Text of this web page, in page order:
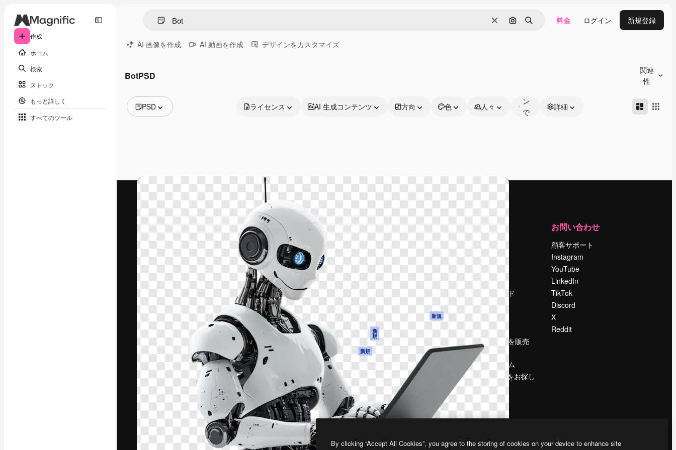
作成
ホーム
検索
ストック
もっと詳しく
すべてのツール
消去 画像で検索
検索 料金 ログイン 新規登録
AI 画像を作成 AI 動画を作成 デザインをカスタマイズ
BotPSD
関連
性
PSD
動画
アイコン
3D モデル
フォント
ライセンス AI 生成コンテンツ 方向 色 人々
ン
で
詳細
最高のクリエイティブ制作を導くためのプラ
ットフォーム。クリエイター、企業、代理
店、スタジオを含む100万人以上が利用して
います。
日本語
製品
AI アシスタント
AI 画像生成ツール
AI 動画生成ツール
ストックコンテン
ツ
Claude/ChatGPT
向けMCP
新
規
エージェント 新規
API
モバイルアプリ
すべてのMagnificツ
ール
はじめに
ドキュメント
利用規約
シー
オリジナル 新規
クッキーポリシー
トラストセンター
アフィリエイト
法人向け
運営
会社概要
採用情報
検索トレンド
ブログ
Slidesgo
コンテンツを販売
する
プレスルーム
magnific.aiをお探し
ですか？
お問い合わせ
顧客サポート
Instagram
YouTube
LinkedIn
TikTok
Discord
X
Reddit
Copyright © 2010-2026 Freepik Company S.L.U.無断複写・転載を禁じます
By clicking “Accept All Cookies”, you agree to the storing of cookies on your device to enhance site